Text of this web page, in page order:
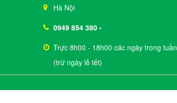
Hà Nội
0949 854 380 -
Trực 8h00 - 18h00 các ngày trong tuần
(trừ ngày lễ tết)